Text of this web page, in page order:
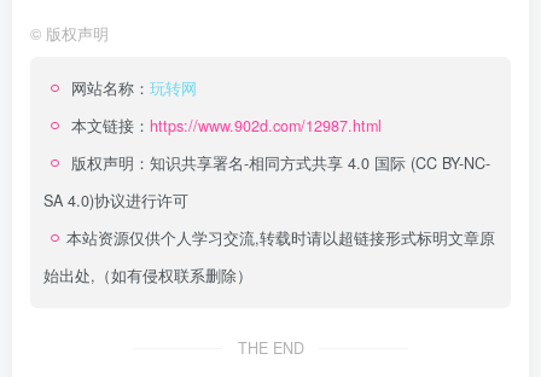
© 版权声明
网站名称： 玩转网
本文链接： https://www.902d.com/12987.html
版权声明： 知识共享署名-相同方式共享 4.0 国际 (CC BY-NC-
SA 4.0)协议进行许可
本站资源仅供个人学习交流,转载时请以超链接形式标明文章原
始出处,（如有侵权联系删除）
THE END